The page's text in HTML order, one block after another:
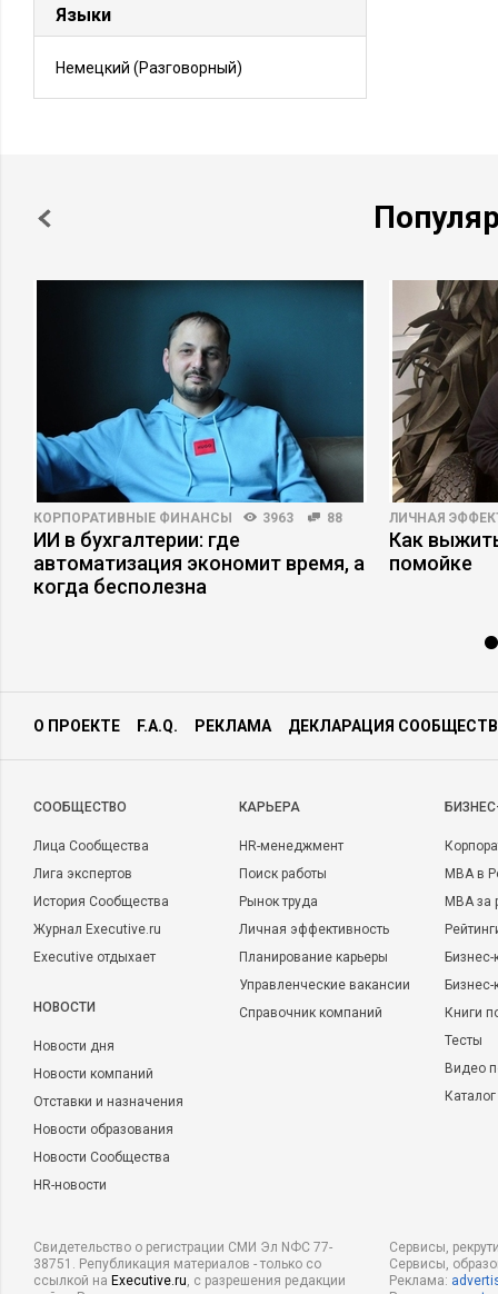
Языки
Немецкий (Разговорный)
КОРПОРАТИВНЫЕ ФИНАНСЫ 3963 88
ИИ в бухгалтерии: где
автоматизация экономит время, а
когда бесполезна
ЛИЧНАЯ
Как
помойке
О ПРОЕКТЕ F.A.Q. РЕКЛАМА ДЕКЛАРАЦИЯ
CООБЩЕСТВО
Лица Сообщества
Лига экспертов
История Сообщества
Журнал Executive.ru
Executive отдыхает
НОВОСТИ
Новости дня
Новости компаний
Отставки и назначения
Новости образования
Новости Сообщества
HR-новости
КАРЬЕРА
HR-менеджмент
Поиск работы
Рынок труда
Личная эффективность
Планирование карьеры
Управленческие вакансии
Справочник компаний
MBA в
MBA
Бизнес-
Книги
Тесты
Видео
Свидетельство о регистрации СМИ Эл NФС 77-
38751. Републикация материалов - только со
ссылкой на Executive.ru, с разрешения редакции
Сервисы,
Сервисы,
Реклама: